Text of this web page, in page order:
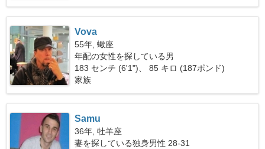
Vova
55年, 蠍座
年配の女性を探している男
183 センチ (6'1")、 85 キロ (187ポンド)
家族
Samu
36年, 牡羊座
妻を探している独身男性 28-31